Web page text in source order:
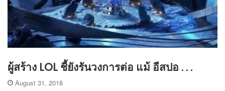
ผู้สร้าง LOL ชี้ยังรันวงการต่อ แม้ อีสปอ . . .
August 31, 2018